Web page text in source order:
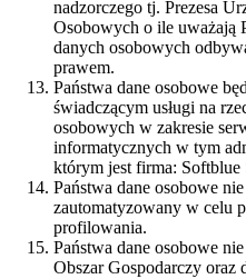
nadzorczego tj. Prezesa
Osobowych o ile uważają
danych osobowych
prawem.
Państwa dane osobowe
świadczącym usługi na
osobowych w zakresie
informatycznych w tym
którym jest firma: Softblue
Państwa dane osobowe
zautomatyzowany w celu
profilowania.
Państwa dane osobowe
Obszar Gospodarczy oraz